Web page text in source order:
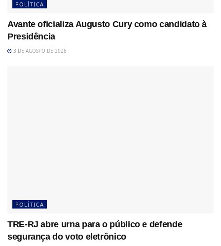
POLÍTICA
Avante oficializa Augusto Cury como candidato à
Presidência
3 DE AGOSTO DE 2026
POLÍTICA
TRE-RJ abre urna para o público e defende
segurança do voto eletrônico